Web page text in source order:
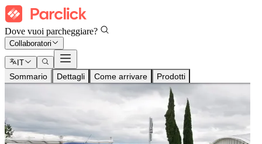
Dove vuoi parcheggiare?
Collaboratori
IT
Sommario Dettagli Come arrivare Prodotti